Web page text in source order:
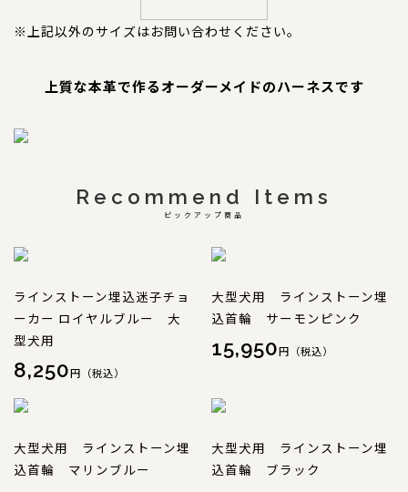
※上記以外のサイズはお問い合わせください。
上質な本革で作るオーダーメイドのハーネスです
Recommend Items
ピックアップ商品
ラインストーン埋込迷子チョ
ーカー ロイヤルブルー 大
型犬用
8,250円（税込）
大型犬用 ラインストーン埋
込首輪 サーモンピンク
15,950円（税込）
大型犬用 ラインストーン埋
込首輪 マリンブルー
大型犬用 ラインストーン埋
込首輪 ブラック